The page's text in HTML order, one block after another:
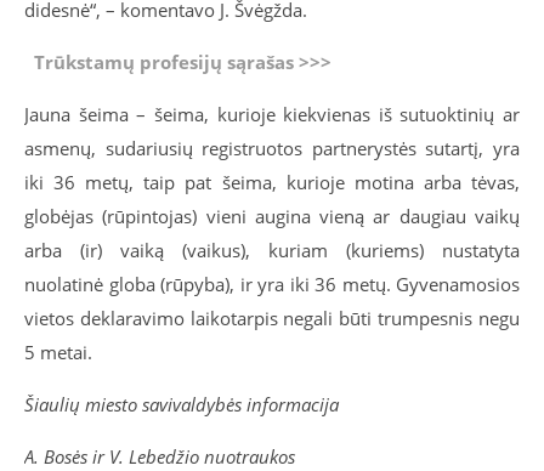
didesnė“, – komentavo J. Švėgžda.
Trūkstamų profesijų sąrašas >>>
Jauna šeima – šeima, kurioje kiekvienas iš sutuoktinių ar
asmenų, sudariusių registruotos partnerystės sutartį, yra
iki 36 metų, taip pat šeima, kurioje motina arba tėvas,
globėjas (rūpintojas) vieni augina vieną ar daugiau vaikų
arba (ir) vaiką (vaikus), kuriam (kuriems) nustatyta
nuolatinė globa (rūpyba), ir yra iki 36 metų. Gyvenamosios
vietos deklaravimo laikotarpis negali būti trumpesnis negu
5 metai.
Šiaulių miesto savivaldybės informacija
A. Bosės ir V. Lebedžio nuotraukos